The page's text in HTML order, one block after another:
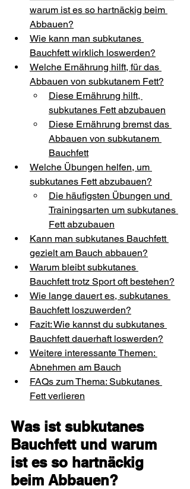
warum ist es so hartnäckig beim
Abbauen?
Wie kann man subkutanes
Bauchfett wirklich loswerden?
Welche Ernährung hilft, für das
Abbauen von subkutanem Fett?
Diese Ernährung hilft,
subkutanes Fett abzubauen
Diese Ernährung bremst das
Abbauen von subkutanem
Bauchfett
Welche Übungen helfen, um
subkutanes Fett abzubauen?
Die häufigsten Übungen und
Trainingsarten um subkutanes
Fett abzubauen
Kann man subkutanes Bauchfett
gezielt am Bauch abbauen?
Warum bleibt subkutanes
Bauchfett trotz Sport oft bestehen?
Wie lange dauert es, subkutanes
Bauchfett loszuwerden?
Fazit: Wie kannst du subkutanes
Bauchfett dauerhaft loswerden?
Weitere interessante Themen:
Abnehmen am Bauch
FAQs zum Thema: Subkutanes
Fett verlieren
Was ist subkutanes
Bauchfett und warum
ist es so hartnäckig
beim Abbauen?